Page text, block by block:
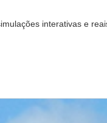
interativas e